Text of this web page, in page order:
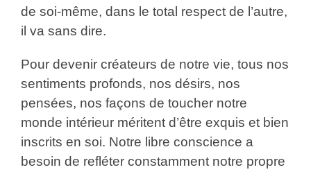
de soi-même, dans le total respect de l’autre,
il va sans dire.
Pour devenir créateurs de notre vie, tous nos
sentiments profonds, nos désirs, nos
pensées, nos façons de toucher notre
monde intérieur méritent d’être exquis et bien
inscrits en soi. Notre libre conscience a
besoin de refléter constamment notre propre